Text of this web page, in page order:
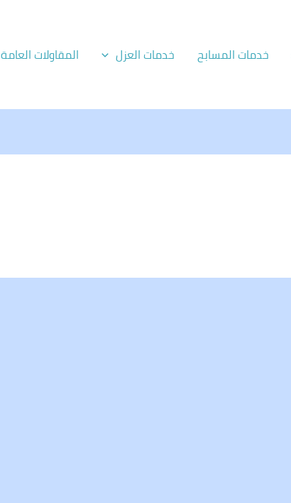
خدمات المسابح خدمات العزل المقاولات العامة